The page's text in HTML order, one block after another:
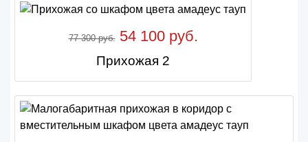
77 300 руб.54 100 руб.
Прихожая 2